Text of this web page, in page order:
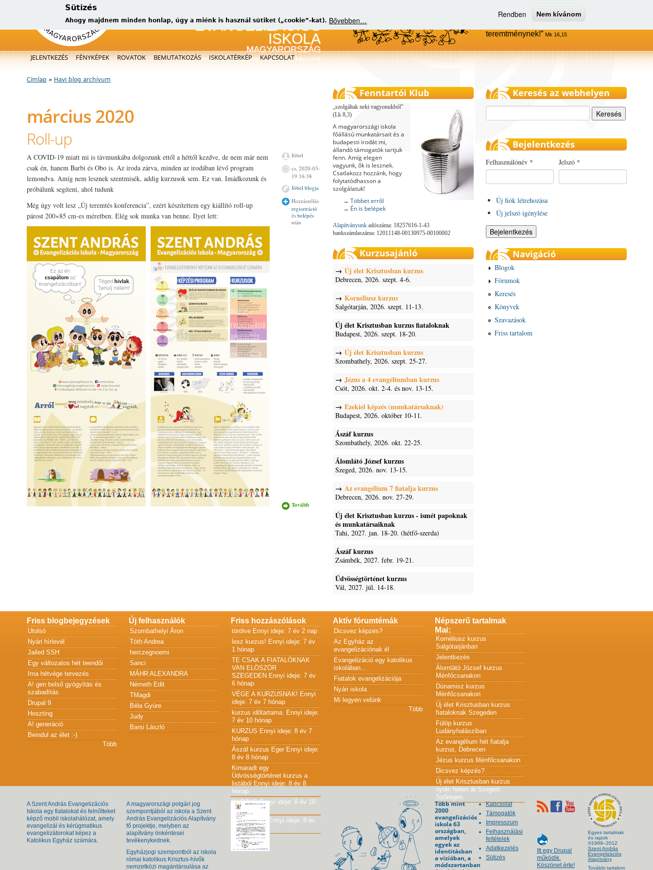
Sütizés
Ahogy majdnem minden honlap, úgy a miénk is használ sütiket („cookie”-kat). Bővebben…
Rendben Nem kívánom
új, kérügmatikus evangelizátorokat képzünk
Menjetek el az egész világra, és
teremtménynek!
Mk 16,15
Főmenü
JELENTKEZÉS FÉNYKÉPEK ROVATOK BEMUTATKOZÁS ISKOLATÉRKÉP KAPCSOLAT
Jelenlegi hely
Címlap » Havi blog archívum
március 2020
Roll-up
A COVID-19 miatt mi is távmunkába dolgozunk ettől a héttől kezdve, de nem már nem
csak én, hanem Barbi és Obo is. Az iroda zárva, minden az irodában lévő program
lemondva. Amíg nem lesznek szentmisék, addig kurzusok sem. Ez van. Imádkozunk és
próbálunk segíteni, ahol tudunk
Még úgy volt lesz „Új teremtés konferencia”, ezért készítettem egy kiállító roll-up
párost 200×85 cm-es méretben. Elég sok munka van benne. Ilyet lett:
Jóbel
cs, 2020-03-
19 16:38
Tovább
tartalommal
kapcsolatosan
Jóbel blogja
Hozzászólás
regisztráció
és belépés
után
Fenntartói Klub
szolgáltak neki vagyonukból
(Lk 8,3)
A magyarországi iskola
főállású munkatársait és a
budapesti irodát mi,
állandó támogatók tartjuk
fenn. Amíg elegen
vagyunk, ők is lesznek.
Csatlakozz hozzánk, hogy
folytatódhasson a
szolgálatuk!
→ Többet erről
→ Én is belépek
Alapítványunk adószáma: 18257616-1-43
bankszámlaszáma: 12011148-00130975-00100002
Kurzusajánló
Új élet Krisztusban kurzus
Debrecen, 2026. szept. 4-6.
Kornéliusz kurzus
Salgótarján, 2026. szept. 11-13.
Új élet Krisztusban kurzus fiataloknak
Budapest, 2026. szept. 18-20.
Új élet Krisztusban kurzus
Szombathely, 2026. szept. 25-27.
Jézus a 4 evangéliumban kurzus
Csót, 2026. okt. 2-4. és nov. 13-15.
Ezekiel képzés (munkatársaknak)
Budapest, 2026. október 10-11.
Ászáf kurzus
Szombathely, 2026. okt. 22-25.
Álomlátó József kurzus
Szeged, 2026. nov. 13-15.
Az evangélium 7 fiatalja kurzus
Debrecen, 2026. nov. 27-29.
Új élet Krisztusban kurzus - ismét papoknak
és munkatársaiknak
Tahi, 2027. jan. 18-20. (hétfő-szerda)
Ászáf kurzus
Zsámbék, 2027. febr. 19-21.
Üdvösségtörténet kurzus
Vál, 2027. júl. 14-18.
Keresés az webhelyen
Bejelentkezés
Felhasználónév * Jelszó *
Új fiók létrehozása
Új jelszó igénylése
Navigáció
Blogok
Fórumok
Keresés
Könyvek
Szavazások
Friss tartalom
Friss blogbejegyzések
Utolsó
Nyári hírlevél
Jailed SSH
Egy változatos hét teendői
Ima hétvége tervezés
A! gen belső gyógyítás és
szabadítás
Drupal 9
Hoszting
A! generáció
Beindul az élet :-)
Több
Új felhasználók
Szombathelyi Áron
Tóth Andrea
herczegnoemi
Sanci
MÁHR ALEXANDRA
Németh Edit
TMagdi
Béla Gyüre
Judy
Barsi László
Friss hozzászólások
törölve Ennyi ideje: 7 év 2 nap
lesz kurzus! Ennyi ideje: 7 év
1 hónap
TE CSAK A FIATALÓKNAK
VAN ELÖSZÖR
SZEGEDEN Ennyi ideje: 7 év
6 hónap
VÉGE A KURZUSNAK! Ennyi
ideje: 7 év 7 hónap
kurzus időtartama. Ennyi ideje:
7 év 10 hónap
KURZUS Ennyi ideje: 8 év 7
hónap
Ászáf kurzus Eger Ennyi ideje:
8 év 8 hónap
Kimaradt egy
Üdvösségtörténet kurzus a
listából Ennyi ideje: 8 év 8
hónap
KURZUS Ennyi ideje: 8 év 10
hónap
JÓ KÖNYV! Ennyi ideje: 8 év
10 hónap
Aktív fórumtémák
Dicsvez képzés?
Az Egyház az
evangelizációnak él
Evangelizáció egy katolikus
iskolában...
Fiatalok evangelizációja
Nyári iskola
Mi legyen velünk
Több
Népszerű tartalmak
Mai:
Kornéliusz kurzus
Salgótarjánban
Jelentkezés
Álomlátó József kurzus
Ménfőcsanakon
Dünamisz kurzus
Ménfőcsanakon
Új élet Krisztusban kurzus
fiataloknak Szegeden
Fülöp kurzus
Ludányhalásziban
Az evangélium hét fiatalja
kurzus, Debrecen
Jézus kurzus Ménfőcsanakon
Dicsvez képzés?
Új élet Krisztusban kurzus
nyolc héten át Szeged-
Szőregen
A Szent András Evangelizációs
Iskola egy fiatalokat és felnőtteket
képző mobil iskolahálózat, amely
evangelizál és kérügmatikus
evangelizátorokat képez a
Katolikus Egyház számára.
A magyarországi polgári jog
szempontjából az iskola a Szent
András Evangelizációs Alapítvány
fő projektje, melyben az
alapítvány önkéntesei
tevékenykednek.
Egyházjogi szempontból az iskola
római katolikus Krisztus-hívők
nemzetközi magántársulása az
Több mint
2000
evangelizációs
iskola 63
országban,
amelyek
egyek az
identitásban
a vízióban, a
módszertanban
Kapcsolat
Támogatók
Impresszum
Felhasználási
feltételek
Adatkezelés
Sütizés
Itt egy Drupal
működik.
Köszönet érte!
Egyes tartalmak
és rajzok
©1999–2012
Szent András
Evangelizációs
Alapítvány.
További tartalom